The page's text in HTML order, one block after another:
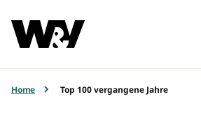
Home Top 100 vergangene Jahre